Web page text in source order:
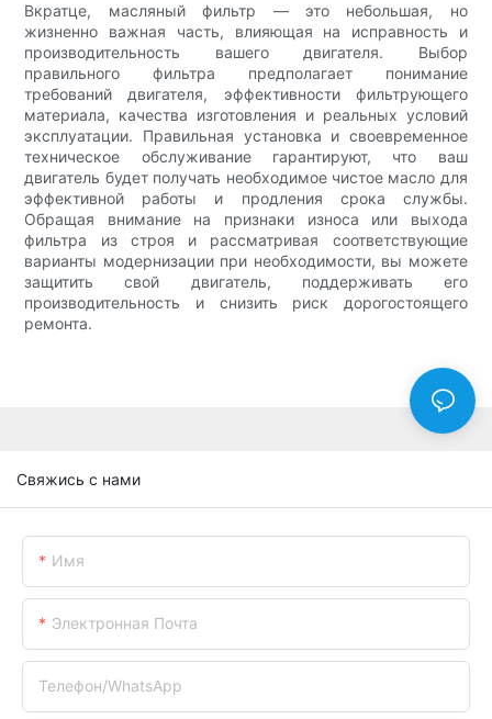
Вкратце, масляный фильтр — это небольшая, но
жизненно важная часть, влияющая на исправность и
производительность вашего двигателя. Выбор
правильного фильтра предполагает понимание
требований двигателя, эффективности фильтрующего
материала, качества изготовления и реальных условий
эксплуатации. Правильная установка и своевременное
техническое обслуживание гарантируют, что ваш
двигатель будет получать необходимое чистое масло для
эффективной работы и продления срока службы.
Обращая внимание на признаки износа или выхода
фильтра из строя и рассматривая соответствующие
варианты модернизации при необходимости, вы можете
защитить свой двигатель, поддерживать его
производительность и снизить риск дорогостоящего
ремонта.
Свяжись с нами
Имя
Электронная Почта
Телефон/WhatsApp